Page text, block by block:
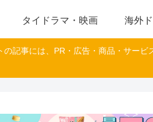
タイドラマ・映画 海外
の記事には、PR・広告・商品・サー